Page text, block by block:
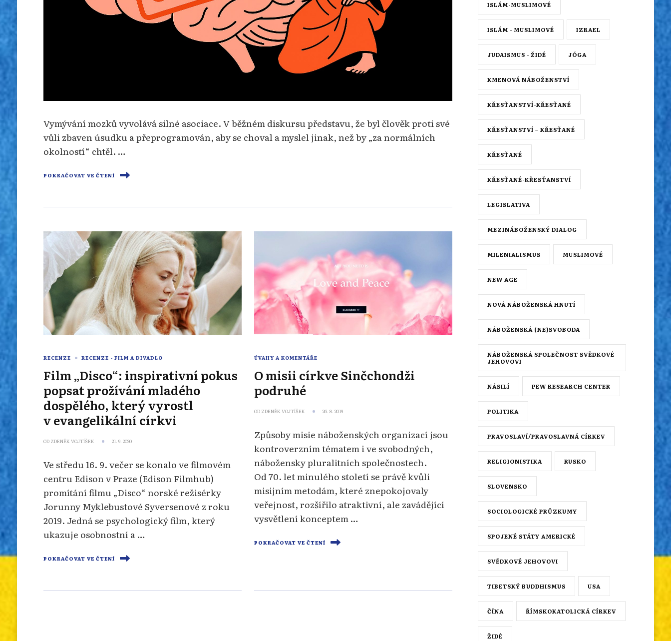
Vymývání mozků vyvolává silné asociace. V běžném diskursu představu, že byl člověk proti své
vůli zbaven úsudku a přeprogramován, aby se choval a myslel jinak, než by „za normálních
okolností“ chtěl. …
POKRAČOVAT VE ČTENÍ
RECENZE RECENZE - FILM A DIVADLO
Film „Disco“: inspirativní pokus
popsat prožívání mladého
dospělého, který vyrostl
v evangelikální církvi
OD ZDENĚK VOJTÍŠEK 21. 9. 2020
Ve středu 16. 9. večer se konalo ve filmovém
centru Edison v Praze (Edison Filmhub)
promítání filmu „Disco“ norské režisérky
Jorunny Myklebustové Syversenové z roku
2019. Jedná se psychologický film, který
ukazuje osobnostní a …
POKRAČOVAT VE ČTENÍ
ÚVAHY A KOMENTÁŘE
O misii církve Sinčchondži
podruhé
OD ZDENĚK VOJTÍŠEK 26. 8. 2019
Způsoby misie náboženských organizací jsou
kontroverzním tématem i ve svobodných,
nábožensky pluralitních společnostech.
Od 70. let minulého století se právě kvůli
misijním metodám, které znepokojovaly
veřejnost, rozšířilo atraktivní, ale zavádějící
vysvětlení konceptem …
POKRAČOVAT VE ČTENÍ
ISLÁM-MUSLIMOVÉ
ISLÁM - MUSLIMOVÉ IZRAEL
JUDAISMUS - ŽIDÉ JÓGA
KMENOVÁ NÁBOŽENSTVÍ
KŘESŤANSTVÍ-KŘESŤANÉ
KŘESŤANSTVÍ – KŘESŤANÉ
KŘESŤANÉ
KŘESŤANÉ-KŘESŤANSTVÍ
LEGISLATIVA
MEZINÁBOŽENSKÝ DIALOG
MILENIALISMUS MUSLIMOVÉ
NEW AGE
NOVÁ NÁBOŽENSKÁ HNUTÍ
NÁBOŽENSKÁ (NE)SVOBODA
NÁBOŽENSKÁ SPOLEČNOST SVĚDKOVÉ
JEHOVOVI
NÁSILÍ PEW RESEARCH CENTER
POLITIKA
PRAVOSLAVÍ/PRAVOSLAVNÁ CÍRKEV
RELIGIONISTIKA RUSKO
SLOVENSKO
SOCIOLOGICKÉ PRŮZKUMY
SPOJENÉ STÁTY AMERICKÉ
SVĚDKOVÉ JEHOVOVI
TIBETSKÝ BUDDHISMUS USA
ČÍNA ŘÍMSKOKATOLICKÁ CÍRKEV
ŽIDÉ